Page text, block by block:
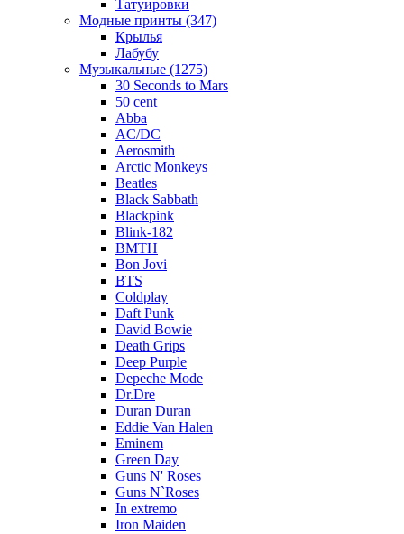
Татуировки
Модные принты (347)
Крылья
Лабубу
Музыкальные (1275)
30 Seconds to Mars
50 cent
Abba
AC/DC
Aerosmith
Arctic Monkeys
Beatles
Black Sabbath
Blackpink
Blink-182
BMTH
Bon Jovi
BTS
Coldplay
Daft Punk
David Bowie
Death Grips
Deep Purple
Depeche Mode
Dr.Dre
Duran Duran
Eddie Van Halen
Eminem
Green Day
Guns N' Roses
Guns N`Roses
In extremo
Iron Maiden